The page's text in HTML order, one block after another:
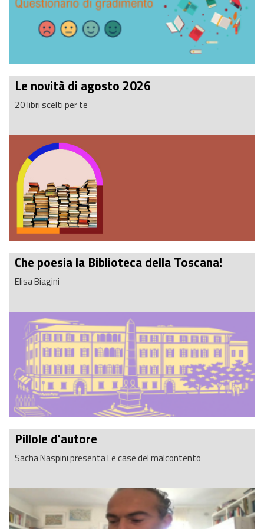
Le novità di agosto 2026
20 libri scelti per te
Che poesia la Biblioteca della Toscana!
Elisa Biagini
Pillole d'autore
Sacha Naspini presenta Le case del malcontento